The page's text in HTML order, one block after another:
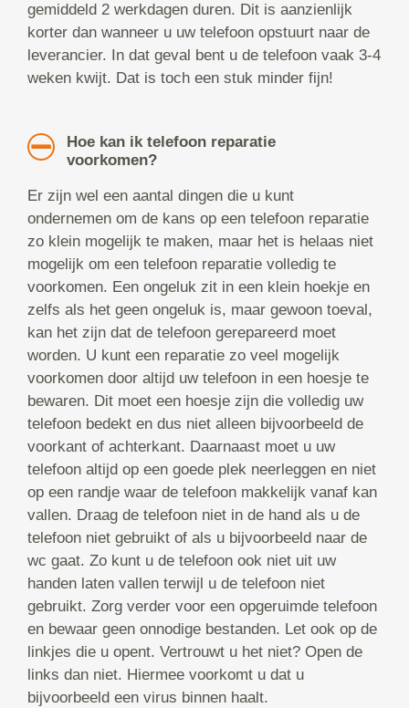
gemiddeld 2 werkdagen duren. Dit is aanzienlijk
korter dan wanneer u uw telefoon opstuurt naar de
leverancier. In dat geval bent u de telefoon vaak 3-4
weken kwijt. Dat is toch een stuk minder fijn!
Hoe kan ik telefoon reparatie
voorkomen?
Er zijn wel een aantal dingen die u kunt
ondernemen om de kans op een telefoon reparatie
zo klein mogelijk te maken, maar het is helaas niet
mogelijk om een telefoon reparatie volledig te
voorkomen. Een ongeluk zit in een klein hoekje en
zelfs als het geen ongeluk is, maar gewoon toeval,
kan het zijn dat de telefoon gerepareerd moet
worden. U kunt een reparatie zo veel mogelijk
voorkomen door altijd uw telefoon in een hoesje te
bewaren. Dit moet een hoesje zijn die volledig uw
telefoon bedekt en dus niet alleen bijvoorbeeld de
voorkant of achterkant. Daarnaast moet u uw
telefoon altijd op een goede plek neerleggen en niet
op een randje waar de telefoon makkelijk vanaf kan
vallen. Draag de telefoon niet in de hand als u de
telefoon niet gebruikt of als u bijvoorbeeld naar de
wc gaat. Zo kunt u de telefoon ook niet uit uw
handen laten vallen terwijl u de telefoon niet
gebruikt. Zorg verder voor een opgeruimde telefoon
en bewaar geen onnodige bestanden. Let ook op de
linkjes die u opent. Vertrouwt u het niet? Open de
links dan niet. Hiermee voorkomt u dat u
bijvoorbeeld een virus binnen haalt.